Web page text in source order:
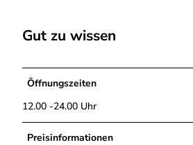
Gut zu wissen
Öffnungszeiten
12.00 -24.00 Uhr
Preisinformationen